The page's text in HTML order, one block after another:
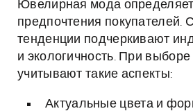
Ювелирная мода
предпочтения покупателей.
тенденции подчеркивают
и экологичность. При
учитывают такие аспекты:
Актуальные цвета и